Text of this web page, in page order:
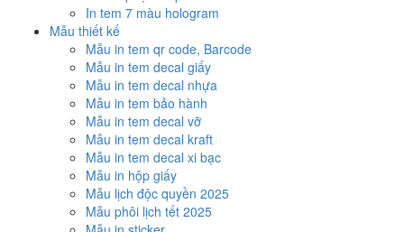
In tem 7 màu hologram
Mẫu thiết kế
Mẫu in tem qr code, Barcode
Mẫu in tem decal giấy
Mẫu in tem decal nhựa
Mẫu in tem bảo hành
Mẫu in tem decal vỡ
Mẫu in tem decal kraft
Mẫu in tem decal xi bạc
Mẫu in hộp giấy
Mẫu lịch độc quyền 2025
Mẫu phôi lịch tết 2025